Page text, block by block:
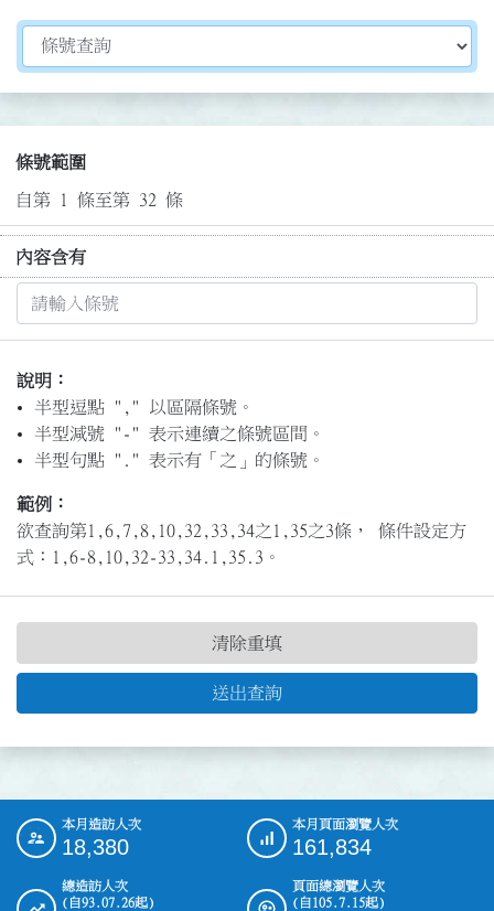
切換選擇法規資訊內容
條號範圍
自第 1 條至第 32 條
內容含有
說明：
半型逗點 "," 以區隔條號。
半型減號 "-" 表示連續之條號區間。
半型句點 "." 表示有「之」的條號。
範例：
欲查詢第1,6,7,8,10,32,33,34之1,35之3條， 條件設定方
式：1,6-8,10,32-33,34.1,35.3。
送出查詢
清除重填
::: 本月造訪人次
18,380
本月頁面瀏覽人次
161,834
總造訪人次
(自93.07.26起)
頁面總瀏覽人次
(自105.7.15起)